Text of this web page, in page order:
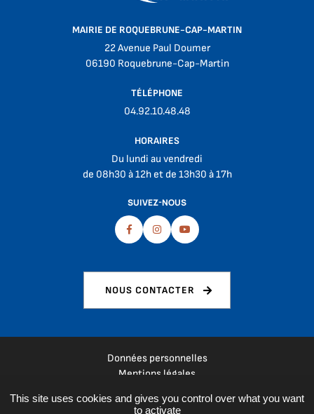
MAIRIE DE ROQUEBRUNE-CAP-MARTIN
22 Avenue Paul Doumer
06190 Roquebrune-Cap-Martin
TÉLÉPHONE
04.92.10.48.48
HORAIRES
Du lundi au vendredi
de 08h30 à 12h et de 13h30 à 17h
SUIVEZ-NOUS
FacebookInstagramYoutube
NOUS CONTACTER
Données personnelles
Mentions légales
Espace presse
This site uses cookies and gives you control over what you want
to activate